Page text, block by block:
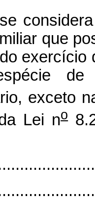
considera
que
exercício
exceto
Lei no